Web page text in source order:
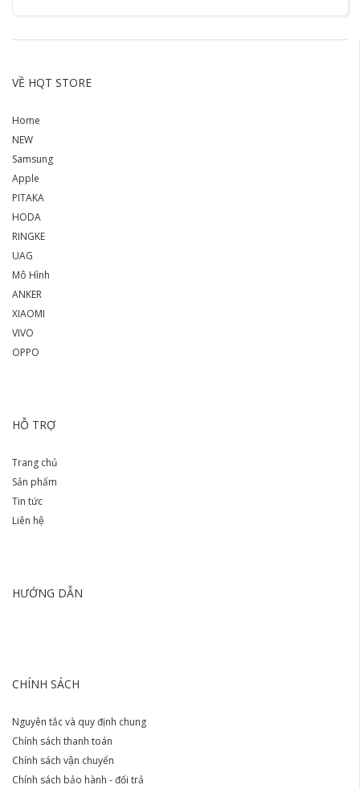
VỀ HQT STORE
Home
NEW
Samsung
Apple
PITAKA
HODA
RINGKE
UAG
Mô Hình
ANKER
XIAOMI
VIVO
OPPO
HỖ TRỢ
Trang chủ
Sản phẩm
Tin tức
Liên hệ
HƯỚNG DẪN
CHÍNH SÁCH
Nguyên tắc và quy định chung
Chính sách thanh toán
Chính sách vận chuyển
Chính sách bảo hành - đổi trả